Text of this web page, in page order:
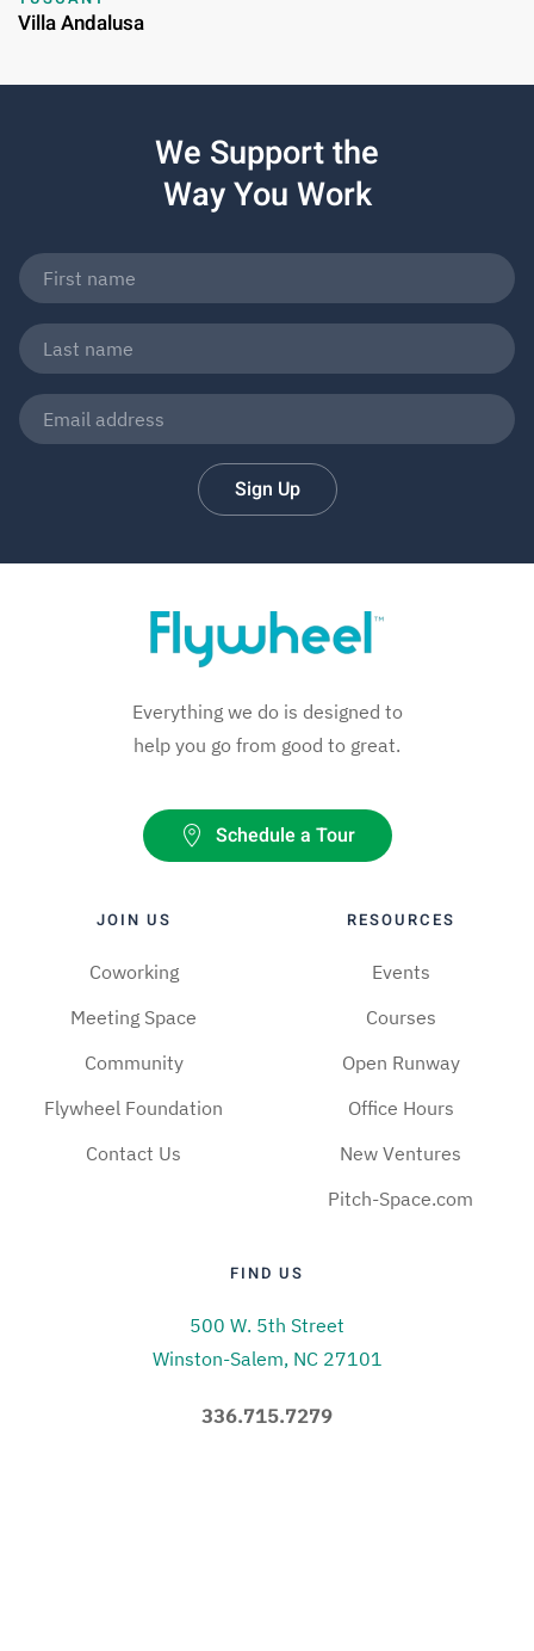
Villa Andalusa
We Support the
Way You Work
Sign Up
Everything we do is designed to
help you go from good to great.
Schedule a Tour
JOIN US
Coworking
Meeting Space
Community
Flywheel Foundation
Contact Us
RESOURCES
Events
Courses
Open Runway
Office Hours
New Ventures
Pitch-Space.com
FIND US
500 W. 5th Street
Winston-Salem, NC 27101
336.715.7279